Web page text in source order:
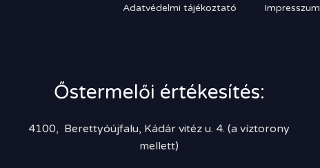
Adatvédelmi tájékoztató Impresszum
Őstermelői értékesítés:
4100, Berettyóújfalu, Kádár vitéz u. 4. (a víztorony
mellett)